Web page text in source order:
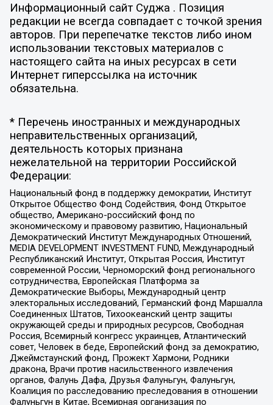
Информационный сайт Суджа . Позиция
редакции не всегда совпадает с точкой зрения
авторов. При перепечатке текстов либо ином
использовании текстовых материалов с
настоящего сайта на иных ресурсах в сети
Интернет гиперссылка на источник
обязательна.
* Перечень иностранных и международных
неправительственных организаций,
деятельность которых признана
нежелательной на территории Российской
Федерации:
Национальный фонд в поддержку демократии, Институт
Открытое Общество Фонд Содействия, Фонд Открытое
общество, Американо-российский фонд по
экономическому и правовому развитию, Национальный
Демократический Институт Международных Отношений,
MEDIA DEVELOPMENT INVESTMENT FUND, Международный
Республиканский Институт, Открытая Россия, Институт
современной России, Черноморский фонд регионального
сотрудничества, Европейская Платформа за
Демократические Выборы, Международный центр
электоральных исследований, Германский фонд Маршалла
Соединенных Штатов, Тихоокеанский центр защиты
окружающей среды и природных ресурсов, Свободная
Россия, Всемирный конгресс украинцев, Атлантический
совет, Человек в беде, Европейский фонд за демократию,
Джеймстаунский фонд, Прожект Хармони, Родники
дракона, Врачи против насильственного извлечения
органов, Фалунь Дафа, Друзья Фалуньгун, Фалуньгун,
Коалиция по расследованию преследования в отношении
Фалуньгун в Китае, Всемирная организация по